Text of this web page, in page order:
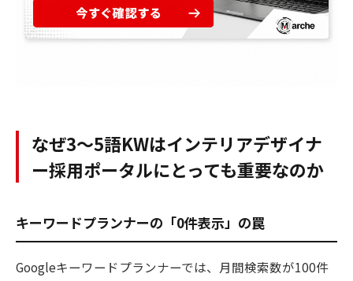
なぜ3〜5語KWはインテリアデザイナ
ー採用ポータルにとっても重要なのか
キーワードプランナーの「0件表示」の罠
Googleキーワードプランナーでは、月間検索数が100件